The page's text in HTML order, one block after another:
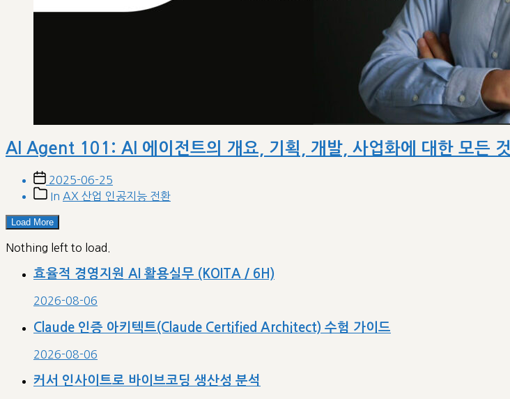
AI Agent 101: AI 에이전트의 개요, 기획, 개발, 사업화에 대한 모든 것
Post
date
2025-06-25
PostIn AX 산업 인공지능 전환
Load More
Nothing left to load.
효율적 경영지원 AI 활용실무 (KOITA / 6H)
2026-08-06
Claude 인증 아키텍트(Claude Certified Architect) 수험 가이드
2026-08-06
커서 인사이트로 바이브코딩 생산성 분석